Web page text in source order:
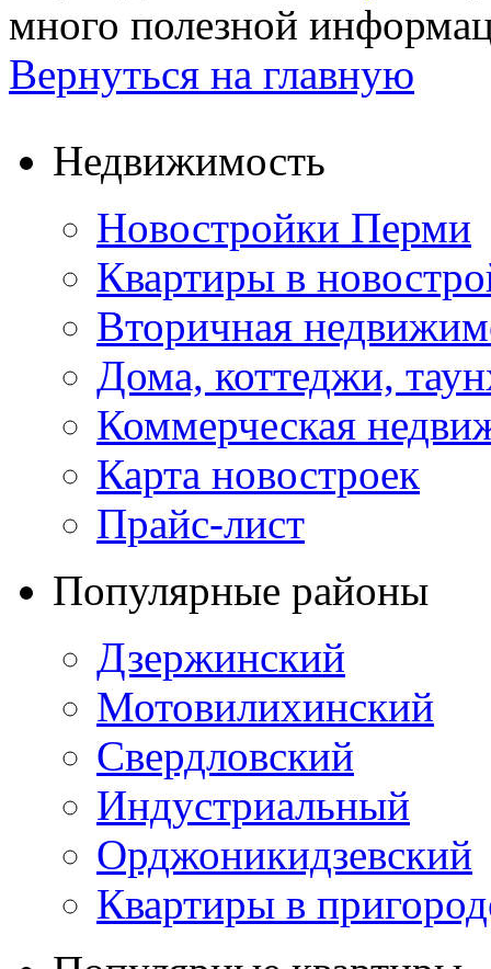
много полезной
Вернуться на главную
Недвижимость
Новостройки Перми
Квартиры в
Вторичная
Дома, коттеджи,
Коммерческая
Карта новостроек
Прайс-лист
Популярные районы
Дзержинский
Мотовилихинский
Свердловский
Индустриальный
Орджоникидзевский
Квартиры в